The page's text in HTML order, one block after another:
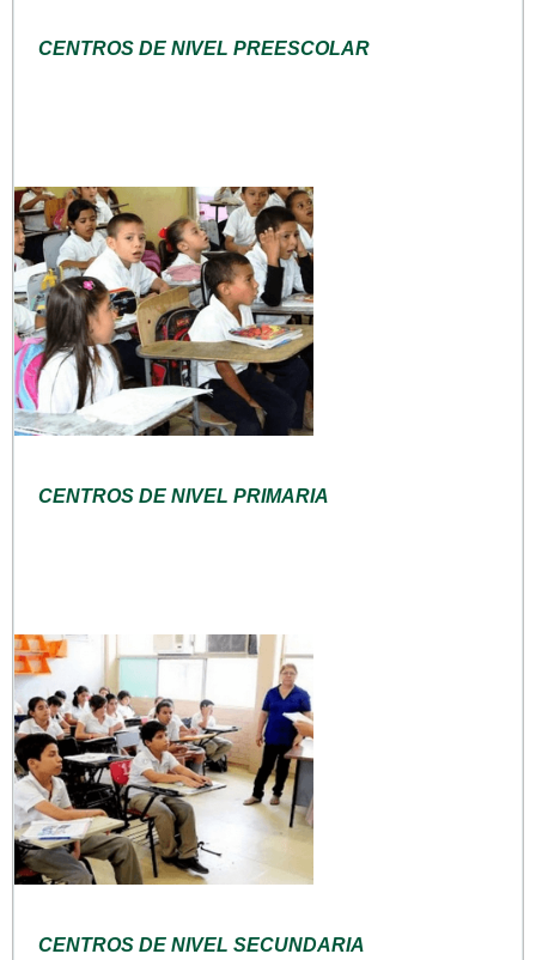
CENTROS DE NIVEL PREESCOLAR
CENTROS DE NIVEL PRIMARIA
CENTROS DE NIVEL SECUNDARIA